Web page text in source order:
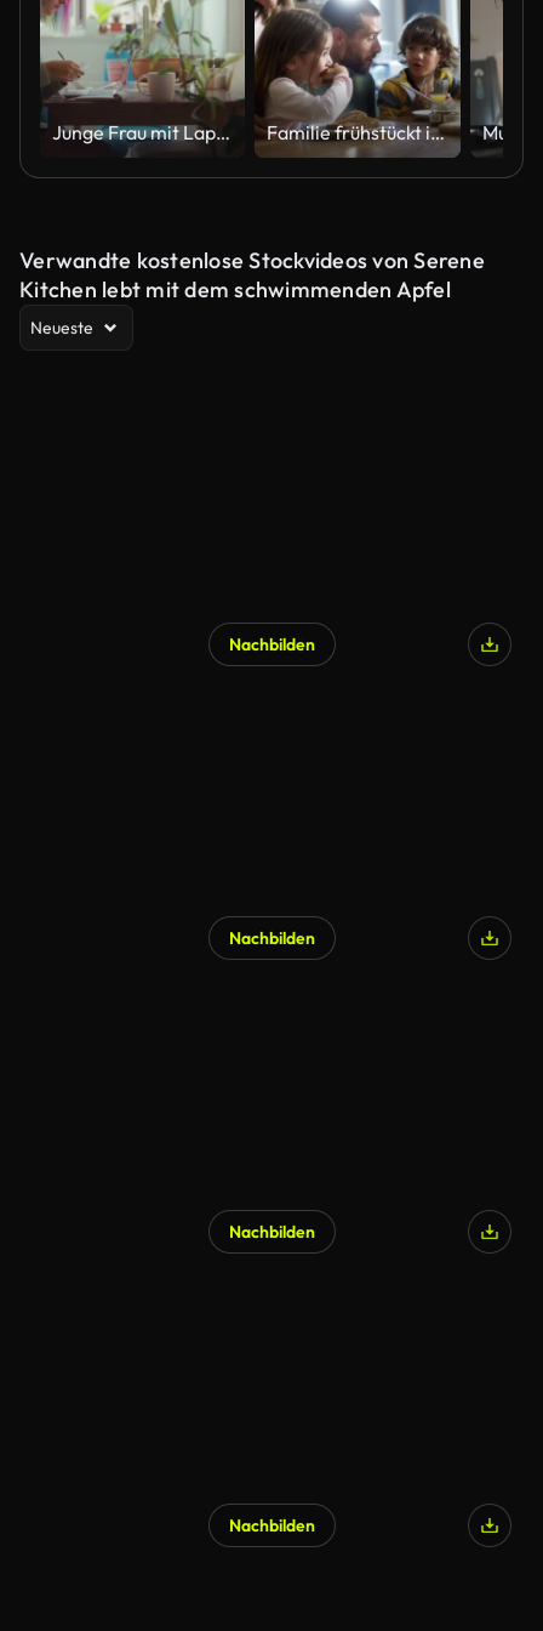
Junge Frau mit Laptop beim Trinken von heißem Getränk zu Hause Familie frühstückt in der Küche zu Hause
Verwandte kostenlose Stockvideos von Serene
Kitchen lebt mit dem schwimmenden Apfel
Neueste
Nachbilden
Nachbilden
Nachbilden
Nachbilden